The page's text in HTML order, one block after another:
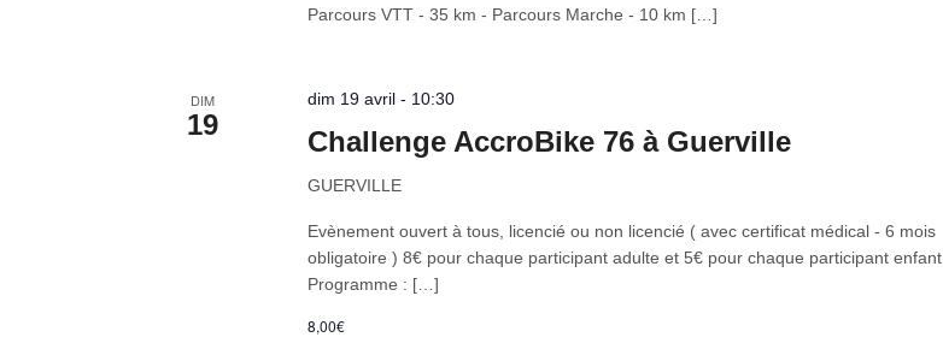
Parcours VTT - 35 km - Parcours Marche - 10 km […]
DIM
19
dim 19 avril - 10:30
Challenge AccroBike 76 à Guerville
GUERVILLE
Evènement ouvert à tous, licencié ou non licencié ( avec certificat médical - 6 mois
obligatoire ) 8€ pour chaque participant adulte et 5€ pour chaque participant enfant
Programme : […]
8,00€